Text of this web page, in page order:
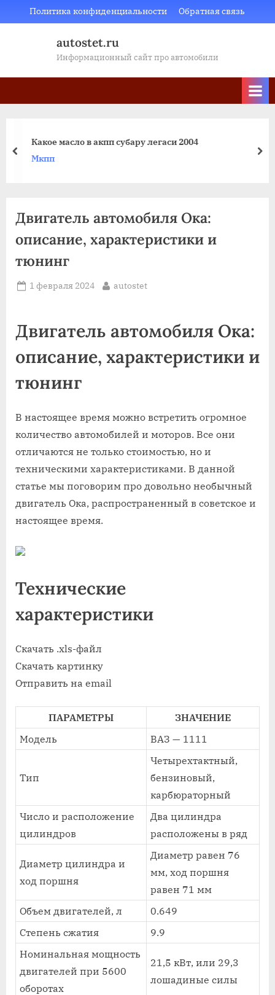
to
Политика конфиденциальности Обратная связь
autostet.ru
Информационный сайт про автомобили
Какое масло в акпп субару легаси 2004
Мкпп
пред
Двигатель автомобиля Ока:
описание, характеристики и
тюнинг
Posted
1 февраля 2024 By
autostet
Двигатель автомобиля Ока:
описание, характеристики и
тюнинг
В настоящее время можно встретить огромное
количество автомобилей и моторов. Все они
отличаются не только стоимостью, но и
техническими характеристиками. В данной
статье мы поговорим про довольно необычный
двигатель Ока, распространенный в советское и
настоящее время.
Технические
характеристики
Скачать .xls-файл
Скачать картинку
Отправить на email
ПАРАМЕТРЫ
ЗНАЧЕНИЕ
Модель
ВАЗ — 1111
Тип
Четырехтактный,
бензиновый,
карбюраторный
Число и расположение
цилиндров
Два цилиндра
расположены в ряд
Диаметр цилиндра и
ход поршня
Диаметр равен 76
мм, ход поршня
равен 71 мм
Объем двигателей, л
0.649
Степень сжатия
9.9
Номинальная мощность
двигателей при 5600
оборотах
21,5 кВт, или 29,3
лошадиные силы